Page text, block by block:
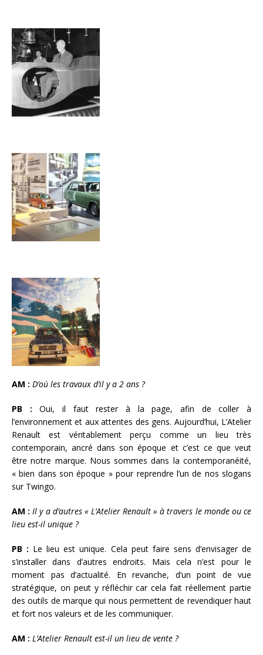
AM : D’où les travaux d’il y a 2 ans ?
PB : Oui, il faut rester à la page, afin de coller à
l’environnement et aux attentes des gens. Aujourd’hui, L’Atelier
Renault est véritablement perçu comme un lieu très
contemporain, ancré dans son époque et c’est ce que veut
être notre marque. Nous sommes dans la contemporanéité,
« bien dans son époque » pour reprendre l’un de nos slogans
sur Twingo.
AM : Il y a d’autres « L’Atelier Renault » à travers le monde ou ce
lieu est-il unique ?
PB : Le lieu est unique. Cela peut faire sens d’envisager de
s’installer dans d’autres endroits. Mais cela n’est pour le
moment pas d’actualité. En revanche, d’un point de vue
stratégique, on peut y réfléchir car cela fait réellement partie
des outils de marque qui nous permettent de revendiquer haut
et fort nos valeurs et de les communiquer.
AM : L’Atelier Renault est-il un lieu de vente ?